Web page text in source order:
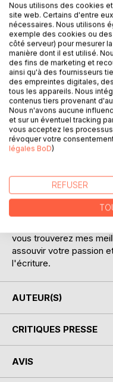
Ajouter à ma liste
Laisser un avis
DESCRIPTION
Ecrire demande du
pratique des théories et
joie infinie mais cela ne
vous trouverez mes
assouvir votre passion
l'écriture.
AUTEUR(S)
CRITIQUES PRESSE
AVIS
Nous utilisons des cookies
site web. Certains d'entre
nécessaires. Nous utilisons
exemple des cookies ou
côté serveur) pour mesurer
manière dont il est utilisé.
des fins de marketing et
ainsi qu'à des fournisseurs
des empreintes digitales,
tous les appareils. Nous
contenus tiers provenant
Nous n'avons aucune
et sur un éventuel tracking
vous acceptez les
révoquer votre
légales BoD)
REFUSER